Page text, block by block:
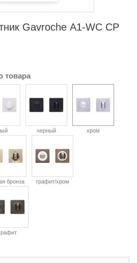
Gavroche А1-WC CP
товара
черный хром
бронза графит/хром